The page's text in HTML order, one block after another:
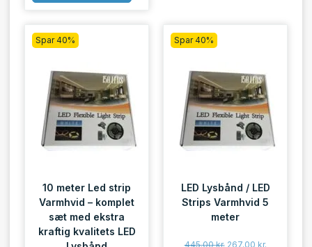
Spar 40%
10 meter Led strip
Varmhvid – komplet
sæt med ekstra
kraftig kvalitets LED
Spar 40%
LED Lysbånd / LED
Strips Varmhvid 5
meter
445.00kr. 267.00 kr.